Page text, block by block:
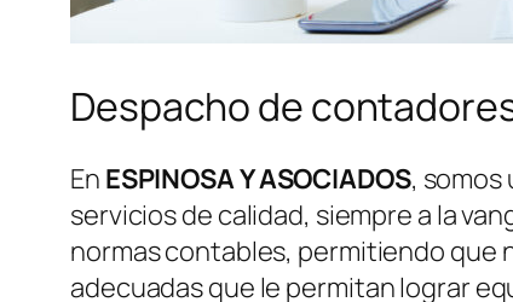
Despacho de
En ESPINOSA Y ASOCIADOS, somos
servicios de calidad, siempre a la
normas contables, permitiendo
adecuadas que le permitan lograr